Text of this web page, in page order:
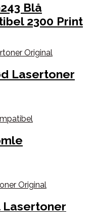
Blå
2300 Print
Lasertoner
Lasertoner